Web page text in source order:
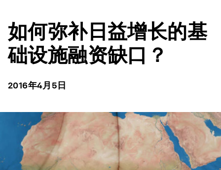
如何弥补日益增长的基
础设施融资缺口？
2016年4月5日